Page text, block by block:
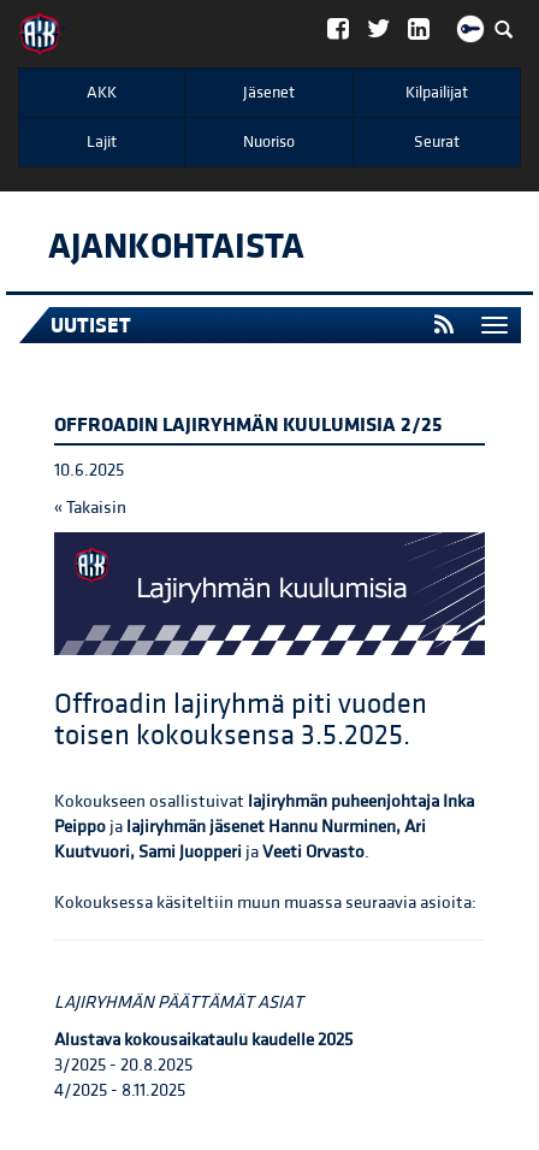
";
AKK Jäsenet Kilpailijat
Lajit Nuoriso Seurat
AJANKOHTAISTA
UUTISET
OFFROADIN LAJIRYHMÄN KUULUMISIA 2/25
10.6.2025
« Takaisin
Offroadin lajiryhmä piti vuoden
toisen kokouksensa 3.5.2025.
Kokoukseen osallistuivat lajiryhmän puheenjohtaja Inka
Peippo ja lajiryhmän jäsenet Hannu Nurminen, Ari
Kuutvuori, Sami Juopperi jaVeeti Orvasto.
Kokouksessa käsiteltiin muun muassa seuraavia asioita:
LAJIRYHMÄN PÄÄTTÄMÄT ASIAT
Alustava kokousaikataulu kaudelle 2025
3/2025 - 20.8.2025
4/2025 - 8.11.2025